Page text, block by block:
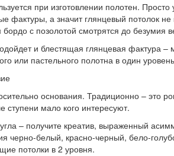
при изготовлении полотен.
фактуры, а значит глянцевый
с позолотой смотрятся до безумия
и блестящая глянцевая фактура
или пастельного полотна в один
основания. Традиционно – это
ступени мало кого интересуют.
– получите креатив, выраженный
черно-белый, красно-черный, бело-
потолки в 2 уровня.